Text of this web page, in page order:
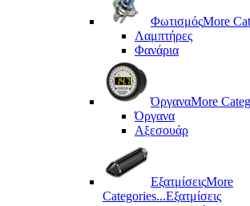
ΦωτισμόςMore
Λαμπτήρες
Φανάρια
ΌργαναMore
Όργανα
Αξεσουάρ
ΕξατμίσειςMore
Categories...Εξατμίσεις